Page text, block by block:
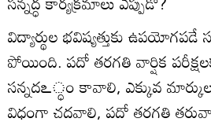
విద్యార్థుల భవిష్యత్తుకు
పోయింది. పదో తరగతి వార్షిక
సన్నదఽ్ధం కావాలి, ఎక్కువ
విధంగా చదవాలి, పదో తరగతి